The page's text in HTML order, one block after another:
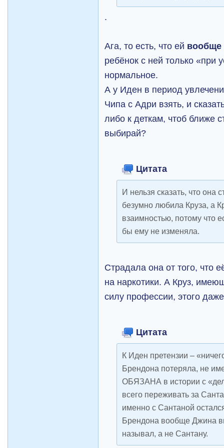
.
Ага, то есть, что ей вообще
ребёнок с ней только «при
нормальное.
А у Иден в период
Чипа с Адри взять, и
либо к деткам, чтоб ближе
выбирай?
Цитата
И нельзя сказать, что она
безумно любила Круза, а
взаимностью, потому что
бы ему не изменяла.
Страдала она от того, что
на наркотики. А Круз,
силу профессии, этого
Цитата
К Иден претензии –
Брендона потеряла, не
ОБЯЗАНА в истории с
всего переживать за
именно с Сантаной
Брендона вообще Джина
называл, а не Сантану.